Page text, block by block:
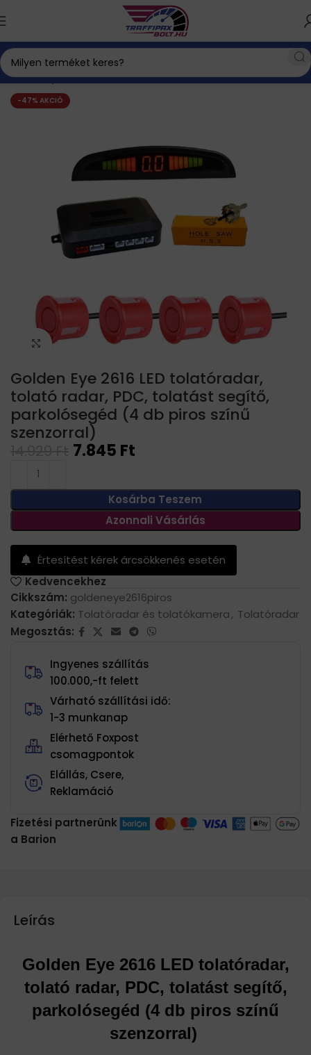
Kezdőlap Tolatóradar és tolatókamera Tolatóradar
-47% AKCIÓ
Click to enlarge
Golden Eye 2616 LED tolatóradar,
tolató radar, PDC, tolatást segítő,
parkolósegéd (4 db piros színű
szenzorral)
7.845 Ft
Kosárba Teszem
Azonnali Vásárlás
Értesítést kérek árcsökkenés esetén
Kedvencekhez
Cikkszám: goldeneye2616piros
Kategóriák: Tolatóradar és tolatókamera, Tolatóradar
Megosztás:
Ingyenes szállítás
100.000,-ft felett
Várható szállítási idő:
1-3 munkanap
Elérhető Foxpost
csomagpontok
Elállás, Csere,
Reklamáció
Fizetési partnerünk
a Barion
Leírás
Golden Eye 2616 LED tolatóradar,
tolató radar, PDC, tolatást segítő,
parkolósegéd (4 db piros színű
szenzorral)